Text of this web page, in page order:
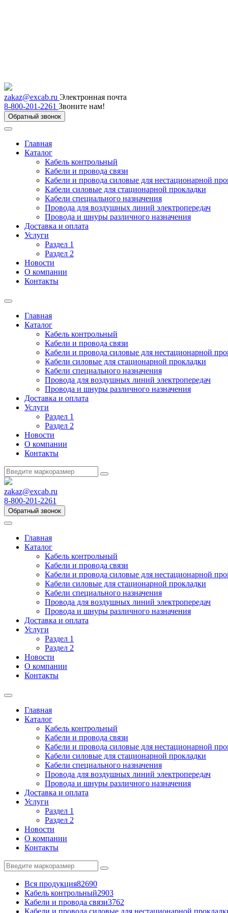
zakaz@excab.ru Электронная почта
8-800-201-2261 Звоните нам!
Обратный звонок
Главная
Каталог
Кабель контрольный
Кабели и провода связи
Кабели и провода силовые для нестационарной
Кабели силовые для стационарной прокладки
Кабели специального назначения
Провода для воздушных линий электропередач
Провода и шнуры различного назначения
Доставка и оплата
Услуги
Раздел 1
Раздел 2
Новости
О компании
Контакты
Главная
Каталог
Кабель контрольный
Кабели и провода связи
Кабели и провода силовые для нестационарной
Кабели силовые для стационарной прокладки
Кабели специального назначения
Провода для воздушных линий электропередач
Провода и шнуры различного назначения
Доставка и оплата
Услуги
Раздел 1
Раздел 2
Новости
О компании
Контакты
zakaz@excab.ru
8-800-201-2261
Обратный звонок
Главная
Каталог
Кабель контрольный
Кабели и провода связи
Кабели и провода силовые для нестационарной
Кабели силовые для стационарной прокладки
Кабели специального назначения
Провода для воздушных линий электропередач
Провода и шнуры различного назначения
Доставка и оплата
Услуги
Раздел 1
Раздел 2
Новости
О компании
Контакты
Главная
Каталог
Кабель контрольный
Кабели и провода связи
Кабели и провода силовые для нестационарной
Кабели силовые для стационарной прокладки
Кабели специального назначения
Провода для воздушных линий электропередач
Провода и шнуры различного назначения
Доставка и оплата
Услуги
Раздел 1
Раздел 2
Новости
О компании
Контакты
Вся продукция82690
Кабель контрольный2903
Кабели и провода связи3762
Кабели и провода силовые для нестационарной